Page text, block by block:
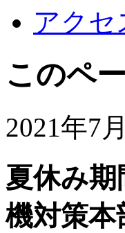
アクセ
このペ
2021年7
夏休み
機対策本